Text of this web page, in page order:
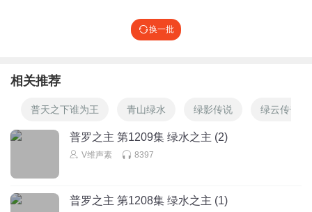
换一批
相关推荐
普天之下谁为王 青山绿水 绿影传说 绿云传奇
普罗之主 第1209集 绿水之主 (2)
V维声素 8397
普罗之主 第1208集 绿水之主 (1)